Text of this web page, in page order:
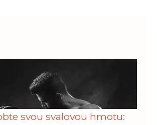
svou svalovou hmotu: